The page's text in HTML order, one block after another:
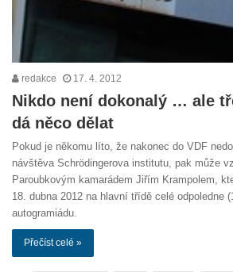
redakce 17. 4. 2012
Nikdo není dokonalý … ale
dá něco dělat
Pokud je někomu líto, že nakonec do VDF
návštěva Schrödingerova institutu, pak může
Paroubkovým kamarádem Jiřím Krampolem,
18. dubna 2012 na hlavní třídě celé odpoledne
autogramiádu.
Přečíst celé »